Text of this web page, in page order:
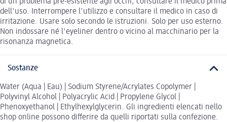
dell'uso. Interrompere l'utilizzo e consultare il medico in caso di
irritazione. Usare solo secondo le istruzioni. Solo per uso esterno.
Non indossare né l'eyeliner dentro o vicino al macchinario per la
risonanza magnetica.
Sostanze
Water (Aqua | Eau) | Sodium Styrene/Acrylates Copolymer |
Polyvinyl Alcohol | Polyacrylic Acid | Propylene Glycol |
Phenoxyethanol | Ethylhexylglycerin. Gli ingredienti elencati nello
shop online possono differire da quelli riportati sulla confezione.